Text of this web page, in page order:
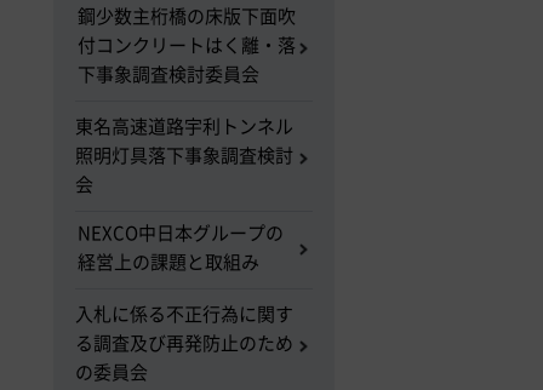
鋼少数主桁橋の床版下面吹
付コンクリートはく離・落
下事象調査検討委員会
東名高速道路宇利トンネル
照明灯具落下事象調査検討
会
NEXCO中日本グループの
経営上の課題と取組み
入札に係る不正行為に関す
る調査及び再発防止のため
の委員会